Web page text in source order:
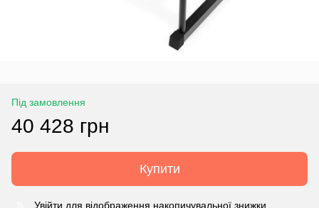
Під замовлення
40 428 грн
Купити
Увійти для відображення накопичувальної знижки